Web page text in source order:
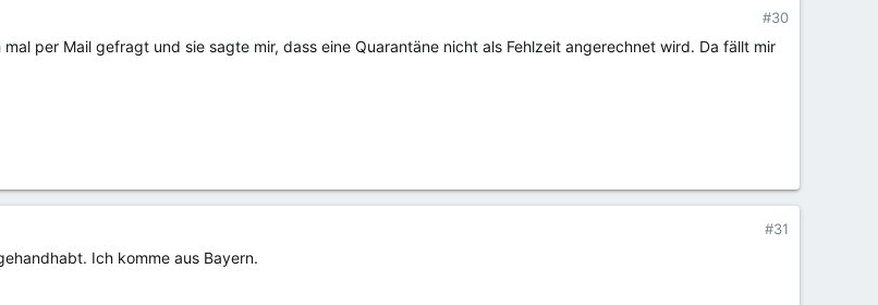
#30
per Mail gefragt und sie sagte mir, dass eine Quarantäne nicht als Fehlzeit angerechnet wird. Da fällt mir
#31
Ich komme aus Bayern.